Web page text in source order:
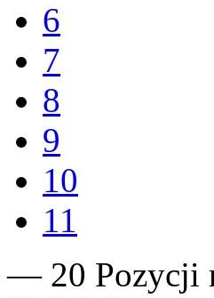
6
7
8
9
10
11
— 20 Pozycji